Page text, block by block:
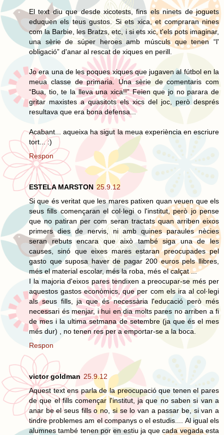
El text diu que desde xicotests, fins els ninets de joguets
eduquen els teus gustos. Si ets xica, et compraran nines
com la Barbie, les Bratzs, etc, i si ets xic, t'els pots imaginar,
una sèrie de súper heroes amb músculs que tenen “l'
obligació” d'anar al rescat de xiques en perill.
Jo era una de les poques xiques que jugaven al fútbol en la
meua classe de primaria. Una sèrie de comentaris com
“Bua, tio, te la lleva una xica!!” Feien que jo no parara de
gritar maxistes a quasitots els xics del joc, però després
resultava que era bona defensa...
Acabant... aqueixa ha sigut la meua experiència en escriure
tort... :)
Respon
ESTELA MARSTON 25.9.12
Si que és veritat que les mares patixen quan veuen que els
seus fills començaran el col·legi o l'institut, però jo pense
que no patiran per com seran tractats quan arriben eixos
primers dies de nervis, ni amb quines paraules nècies
seran rebuts encara que això també siga una de les
causes, sinó que eixes mares estaran preocupades pel
gasto que suposa haver de pagar 200 euros pels llibres,
més el material escolar, més la roba, més el calçat ...
I la majoria d'eixos pares tendixen a preocupar-se més per
aquestos gastos econòmics, que per com els ira al col·legi
als seus fills, ja que és necessària l'educació però més
necessari és menjar, i hui en dia molts pares no arriben a fi
de mes i la ultima setmana de setembre (ja que és el mes
més dur) , no tenen res per a emportar-se a la boca.
Respon
victor goldman 25.9.12
Aquest text ens parla de la preocupació que tenen el pares
de que el fills començar l'institut, ja que no saben si van a
anar be el seus fills o no, si se lo van a passar be, si van a
tindre problemes am el companys o el estudis.... Al igual els
alumnes també tenen por en estiu ja que cada vegada esta